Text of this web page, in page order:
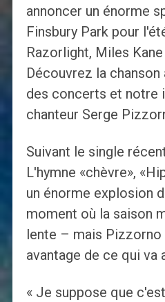
annoncer un énorme
Finsbury Park pour
Razorlight, Miles
Découvrez la
des concerts et notre
chanteur Serge
Suivant le single
L'hymne «chèvre»,
un énorme explosion
moment où la saison
lente – mais Pizzorno
avantage de ce qui va
« Je suppose que